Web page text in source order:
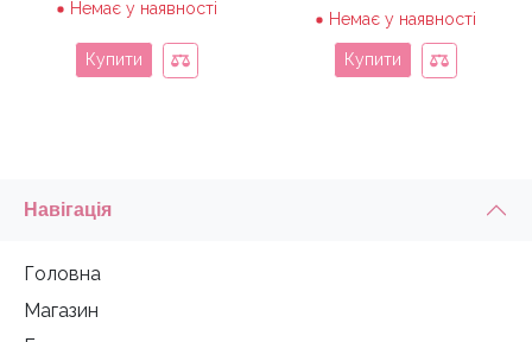
Немає у наявності
Купити
Немає у наявності
Купити
Навігація
Головна
Магазин